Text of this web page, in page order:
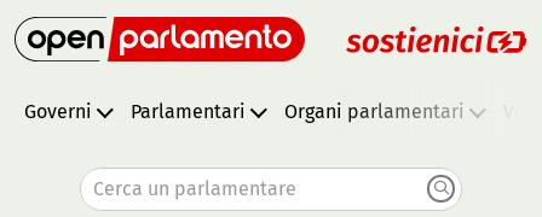
Governi Parlamentari Organi parlamentari
Cerca un parlamentare